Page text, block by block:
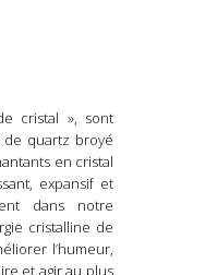
cristal », sont
quartz broyé
en cristal
expansif et
dans notre
cristalline de
l’humeur,
et agir au plus